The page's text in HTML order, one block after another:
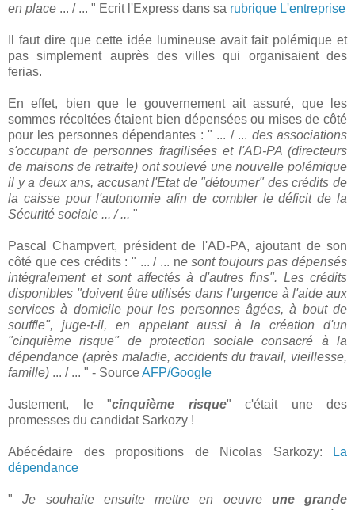
en place ... / ... " Ecrit l'Express dans sa rubrique L'entreprise
Il faut dire que cette idée lumineuse avait fait polémique et
pas simplement auprès des villes qui organisaient des
ferias.
En effet, bien que le gouvernement ait assuré, que les
sommes récoltées étaient bien dépensées ou mises de côté
pour les personnes dépendantes : " ... / ... des associations
s'occupant de personnes fragilisées et l'AD-PA (directeurs
de maisons de retraite) ont soulevé une nouvelle polémique
il y a deux ans, accusant l'Etat de "détourner" des crédits de
la caisse pour l'autonomie afin de combler le déficit de la
Sécurité sociale ... / ... "
Pascal Champvert, président de l'AD-PA, ajoutant de son
côté que ces crédits : " ... / ... ne sont toujours pas dépensés
intégralement et sont affectés à d'autres fins". Les crédits
disponibles "doivent être utilisés dans l'urgence à l'aide aux
services à domicile pour les personnes âgées, à bout de
souffle", juge-t-il, en appelant aussi à la création d'un
"cinquième risque" de protection sociale consacré à la
dépendance (après maladie, accidents du travail, vieillesse,
famille) ... / ... " - SourceAFP/Google
Justement, le "cinquième risque" c'était une des
promesses du candidat Sarkozy !
Abécédaire des propositions de Nicolas Sarkozy:
La
dépendance
"Je souhaite ensuite mettre en oeuvre une grande